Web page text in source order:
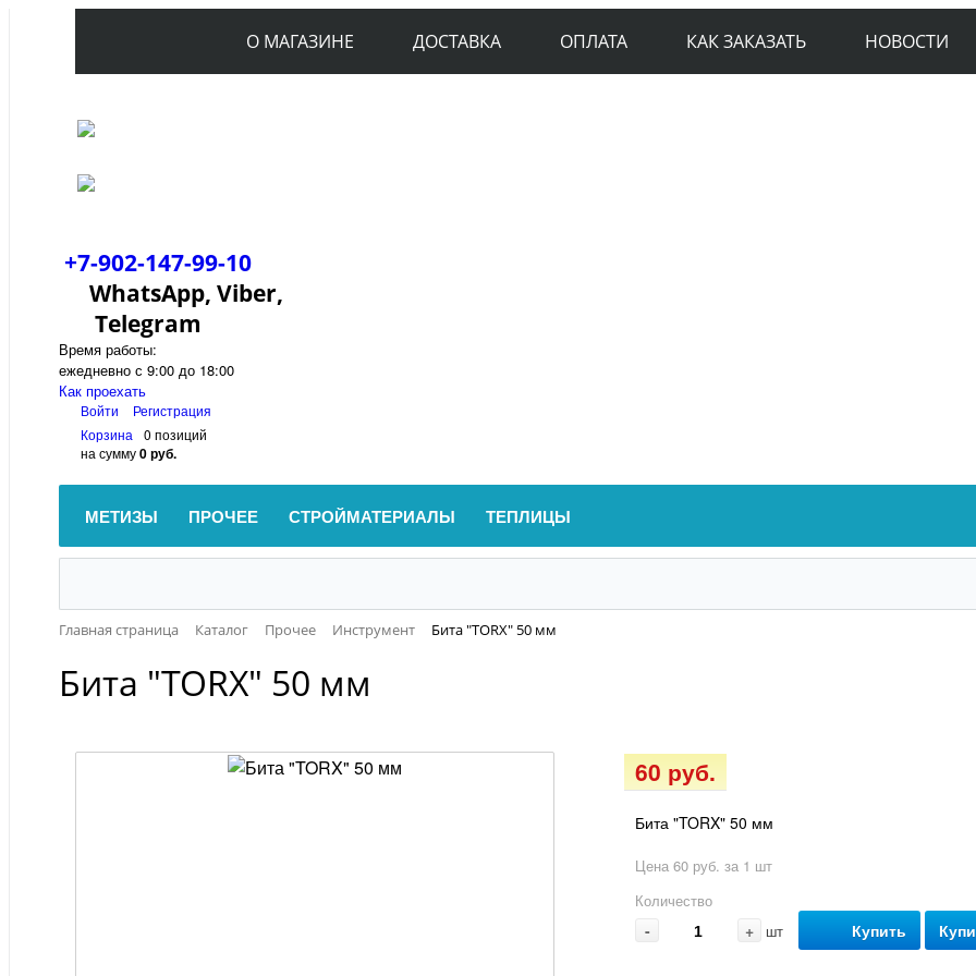
О МАГАЗИНЕ ДОСТАВКА ОПЛАТА КАК ЗАКАЗАТЬ НОВОСТИ
+7-902-147-99-10
WhatsApp, Viber,
Telegram
Время работы:
ежедневно с 9:00 до 18:00
Как проехать
Войти
Регистрация
Корзина
0 позиций
на сумму0 руб.
МЕТИЗЫ ПРОЧЕЕ СТРОЙМАТЕРИАЛЫ ТЕПЛИЦЫ
Главная страница Каталог Прочее Инструмент Бита "TORX" 50 мм
Бита "TORX" 50 мм
60 руб.
Бита "TORX" 50 мм
Цена 60 руб. за 1 шт
Количество
- + шт Купить